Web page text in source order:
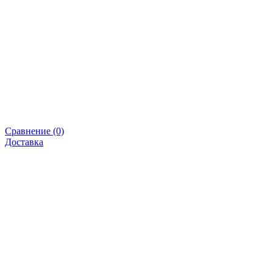
Сравнение (0)
Доставка